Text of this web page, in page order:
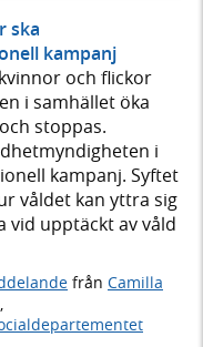
ska
kampanj
och flickor
i samhället öka
stoppas.
i
kampanj. Syftet
våldet kan yttra sig
vid upptäckt av våld
från Camilla
,